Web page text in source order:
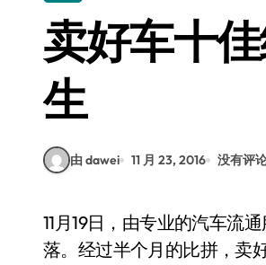
Go语言技术揭秘：
零基础启航！站长
卖好车十
生
由 dawei 11 月 23, 2016 没有评
11月19日，由专业的汽车流通服务平台卖好车举办的“最强引擎”全国十佳经销商区域评选告一段
落。经过半个月的比拼，卖